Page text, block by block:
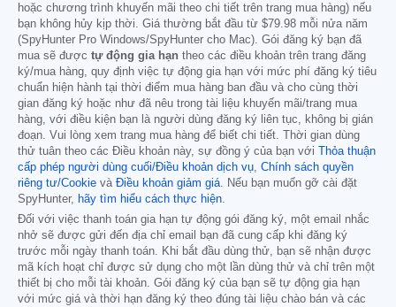
hoặc chương trình khuyến mãi theo chi tiết trên trang mua hàng) nếu
bạn không hủy kịp thời. Giá thường bắt đầu từ $79.98 mỗi nửa năm
(SpyHunter Pro Windows/SpyHunter cho Mac). Gói đăng ký bạn đã
mua sẽ được tự động gia hạn theo các điều khoản trên trang đăng
ký/mua hàng, quy định việc tự động gia hạn với mức phí đăng ký tiêu
chuẩn hiện hành tại thời điểm mua hàng ban đầu và cho cùng thời
gian đăng ký hoặc như đã nêu trong tài liệu khuyến mãi/trang mua
hàng, với điều kiện bạn là người dùng đăng ký liên tục, không bị gián
đoạn. Vui lòng xem trang mua hàng để biết chi tiết. Thời gian dùng
thử tuân theo các Điều khoản này, sự đồng ý của bạn với
Thỏa thuận
cấp phép người dùng cuối/Điều khoản dịch vụ, Chính sách quyền
riêng tư/Cookie và Điều khoản giảm giá. Nếu bạn muốn gỡ cài đặt
SpyHunter, hãy tìm hiểu cách thực hiện.
Đối với việc thanh toán gia hạn tự động gói đăng ký, một email nhắc
nhở sẽ được gửi đến địa chỉ email bạn đã cung cấp khi đăng ký
trước mỗi ngày thanh toán. Khi bắt đầu dùng thử, bạn sẽ nhận được
mã kích hoạt chỉ được sử dụng cho một lần dùng thử và chỉ trên một
thiết bị cho mỗi tài khoản. Gói đăng ký của bạn sẽ tự động gia hạn
với mức giá và thời hạn đăng ký theo đúng tài liệu chào bán và các